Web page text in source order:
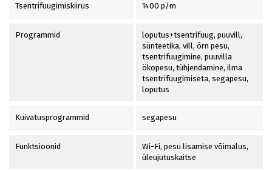
Tsentrifuugimiskiirus 1400 p/m
Programmid
loputus+tsentrifuug, puuvill,
sünteetika, vill, õrn pesu,
tsentrifuugimine, puuvilla
ökopesu, tühjendamine, ilma
tsentrifuugimiseta, segapesu,
loputus
Kuivatusprogrammid segapesu
Funktsioonid
Wi-Fi, pesu lisamise võimalus,
üleujutuskaitse